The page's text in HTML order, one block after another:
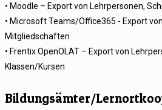
• Moodle – Export von Lehrpersonen,
• Microsoft Teams/Office365 - Export
Mitgliedschaften
• Frentix OpenOLAT – Export von
Klassen/Kursen
Bildungsämter/